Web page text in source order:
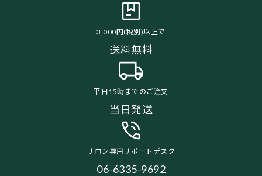
3,000円(税別)以上で
送料無料
平日15時までのご注文
当日発送
サロン専用サポートデスク
06-6335-9692